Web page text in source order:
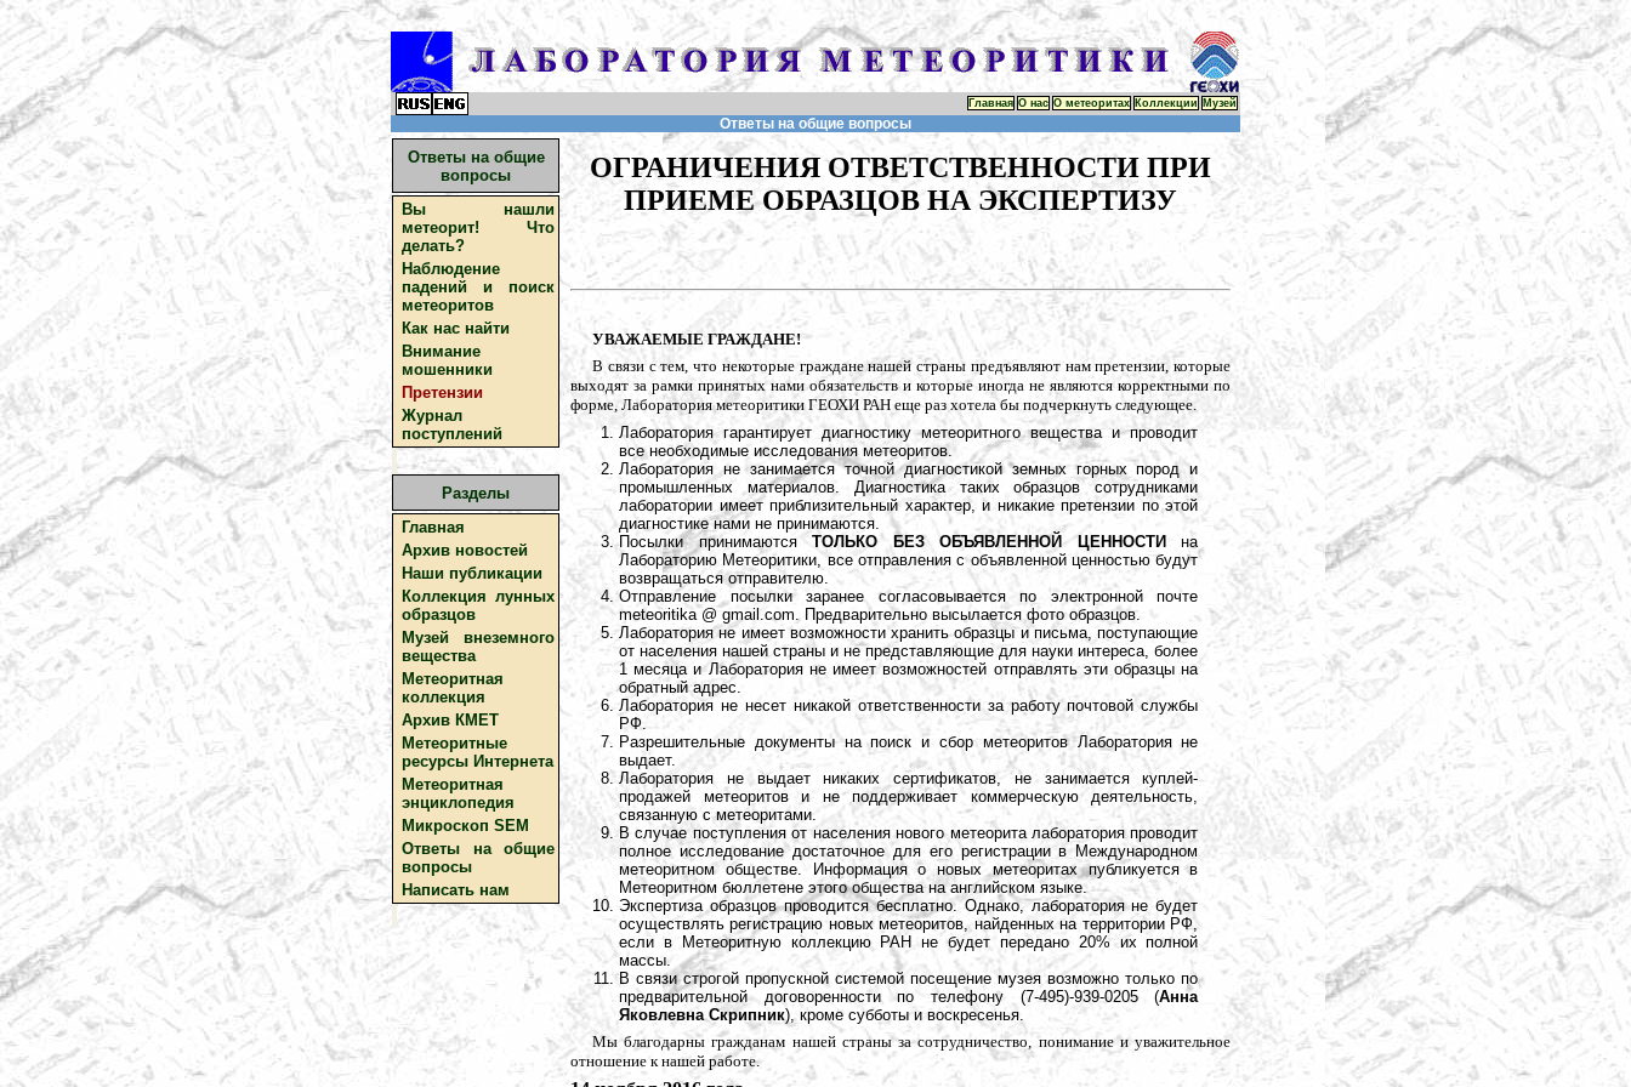
Главная О нас О метеоритах Коллекции Музей
Ответы на общие вопросы
Ответы на общие
вопросы
Вы нашли
метеорит! Что
делать?
Наблюдение
падений и поиск
метеоритов
Как нас найти
Внимание
мошенники
Претензии
Журнал
поступлений
Разделы
Главная
Архив новостей
Наши публикации
Коллекция лунных
образцов
Музей внеземного
вещества
Метеоритная
коллекция
Архив КМЕТ
Метеоритные
ресурсы Интернета
Метеоритная
энциклопедия
Микроскоп SEM
Ответы на общие
вопросы
Написать нам
ОГРАНИЧЕНИЯ ОТВЕТСТВЕННОСТИ ПРИ
ПРИЕМЕ ОБРАЗЦОВ НА ЭКСПЕРТИЗУ
УВАЖАЕМЫЕ ГРАЖДАНЕ!
В связи с тем, что некоторые граждане нашей страны предъявляют нам претензии, которые
выходят за рамки принятых нами обязательств и которые иногда не являются корректными по
форме, Лаборатория метеоритики ГЕОХИ РАН еще раз хотела бы подчеркнуть следующее.
Лаборатория гарантирует диагностику метеоритного вещества и проводит
все необходимые исследования метеоритов.
Лаборатория не занимается точной диагностикой земных горных пород и
промышленных материалов. Диагностика таких образцов сотрудниками
лаборатории имеет приблизительный характер, и никакие претензии по этой
диагностике нами не принимаются.
Посылки принимаютсяТОЛЬКО БЕЗ ОБЪЯВЛЕННОЙ ЦЕННОСТИ
на
Лабораторию Метеоритики, все отправления с объявленной ценностью будут
возвращаться отправителю.
Отправление посылки заранее согласовывается по электронной почте
meteoritika @ gmail.com. Предварительно высылается фото образцов.
Лаборатория не имеет возможности хранить образцы и письма, поступающие
от населения нашей страны и не представляющие для науки интереса, более
1 месяца и Лаборатория не имеет возможностей отправлять эти образцы на
обратный адрес.
Лаборатория не несет никакой ответственности за работу почтовой службы
РФ.
Разрешительные документы на поиск и сбор метеоритов Лаборатория не
выдает.
Лаборатория не выдает никаких сертификатов, не занимается куплей-
продажей метеоритов и не поддерживает коммерческую деятельность,
связанную с метеоритами.
В случае поступления от населения нового метеорита лаборатория проводит
полное исследование достаточное для его регистрации в Международном
метеоритном обществе. Информация о новых метеоритах публикуется в
Метеоритном бюллетене этого общества на английском языке.
Экспертиза образцов проводится бесплатно. Однако, лаборатория не будет
осуществлять регистрацию новых метеоритов, найденных на территории РФ,
если в Метеоритную коллекцию РАН не будет передано 20% их полной
массы.
В связи строгой пропускной системой посещение музея возможно только по
предварительной договоренности по телефону (7-495)-939-0205 (Анна
Яковлевна Скрипник), кроме субботы и воскресенья.
Мы благодарны гражданам нашей страны за сотрудничество, понимание и уважительное
отношение к нашей работе.